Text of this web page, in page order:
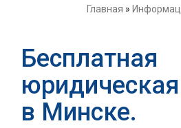
Главная »
Бесплатная
в Минске.